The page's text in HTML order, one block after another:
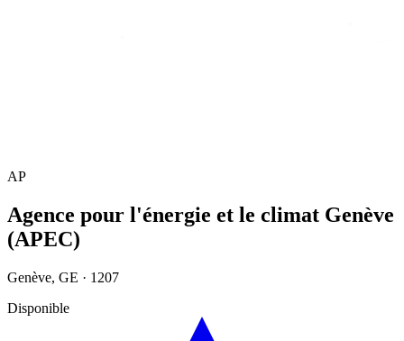
AP
Agence pour l'énergie et le climat Genève
(APEC)
Genève, GE · 1207
Disponible